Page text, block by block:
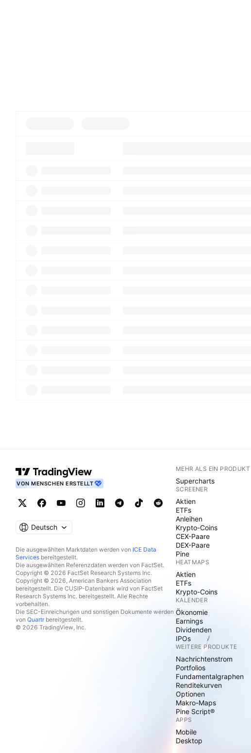
VON MENSCHEN ERSTELLT
Deutsch
Die ausgewählten Marktdaten werden von ICE Data
Services bereitgestellt.
Die ausgewählten Referenzdaten werden von FactSet.
Copyright © 2026 FactSet Research Systems Inc.
Copyright © 2026, American Bankers Association
bereitgestellt. Die CUSIP-Datenbank wird von FactSet
Research Systems Inc. bereitgestellt. Alle Rechte
vorbehalten.
Die SEC-Einreichungen und sonstigen Dokumente werden
von Quartrbereitgestellt.
© 2026 TradingView, Inc.
MEHR ALS EIN PRODUKT
Supercharts
SCREENER
Aktien
ETFs
Anleihen
Krypto-Coins
CEX-Paare
DEX-Paare
Pine
HEATMAPS
Aktien
ETFs
Krypto-Coins
KALENDER
Ökonomie
Earnings
Dividenden
IPOs
WEITERE PRODUKTE
Nachrichtenstrom
Portfolios
Fundamentalgraphen
Renditekurven
Optionen
Makro-Maps
Pine Script®
APPS
Mobile
Desktop